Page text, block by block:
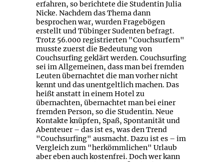
erfahren, so berichtete die Studentin Julia
Nicke. Nachdem das Thema dann
besprochen war, wurden Fragebögen
erstellt und Tübinger Sudenten befragt.
Trotz 56.000 registrierten "Couchsurfern"
musste zuerst die Bedeutung von
Couchsurfing geklärt werden. Couchsurfing
sei im Allgemeinen, dass man bei fremden
Leuten übernachtet die man vorher nicht
kennt und das unentgeltlich machen. Das
heißt anstatt in einem Hotel zu
übernachten, übernachtet man bei einer
fremden Person, so die Studentin. Neue
Kontakte knüpfen, Spaß, Spontanität und
Abenteuer – das ist es, was den Trend
"Couchsurfing" ausmacht. Dazu ist es – im
Vergleich zum "herkömmlichen" Urlaub
aber eben auch kostenfrei. Doch wer kann